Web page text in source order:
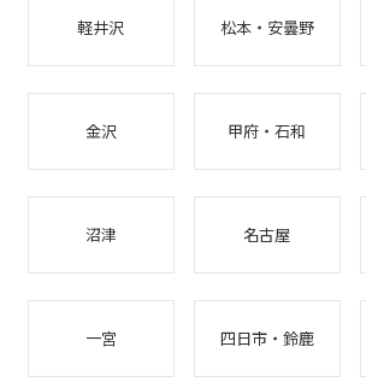
軽井沢 松本・安曇野
金沢 甲府・石和
沼津 名古屋
一宮 四日市・鈴鹿